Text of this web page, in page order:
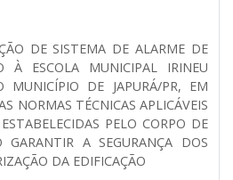
DE SISTEMA DE ALARME DE
À ESCOLA MUNICIPAL IRINEU
MUNICÍPIO DE JAPURÁ/PR, EM
NORMAS TÉCNICAS APLICÁVEIS
PELO CORPO DE
GARANTIR A SEGURANÇA DOS
DA EDIFICAÇÃO